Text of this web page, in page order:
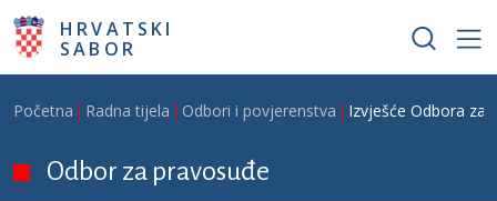
Skoči na glavni sadržaj
HRVATSKI
SABOR
Breadcrumb
Početna Radna tijela Odbori i povjerenstva Izvješće Odbora za
Odbor za pravosuđe